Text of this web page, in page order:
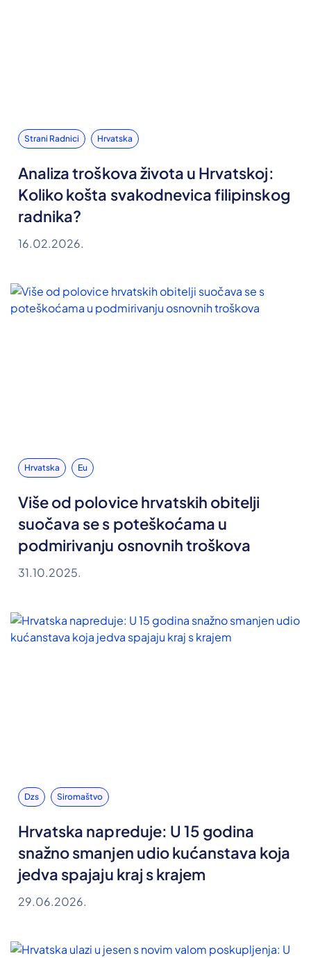
Strani Radnici Hrvatska
Analiza troškova života u Hrvatskoj:
Koliko košta svakodnevica filipinskog
radnika?
16.02.2026.
Hrvatska Eu
Više od polovice hrvatskih obitelji
suočava se s poteškoćama u
podmirivanju osnovnih troškova
31.10.2025.
Dzs Siromaštvo
Hrvatska napreduje: U 15 godina
snažno smanjen udio kućanstava koja
jedva spajaju kraj s krajem
29.06.2026.